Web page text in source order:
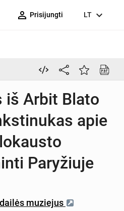
person_outline Prisijungti LT expand_more
iš Arbit Blato
apie
Paryžiuje
muziejus